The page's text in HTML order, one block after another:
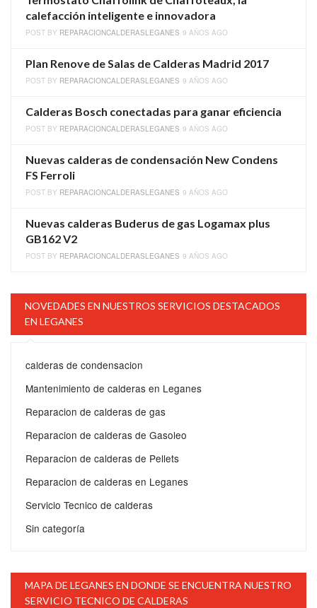
calefacción inteligente e innovadora
POST BY REPARACIONCALDERASLEGANES 9 AÑOS AGO
Plan Renove de Salas de Calderas Madrid 2017
POST BY REPARACIONCALDERASLEGANES 9 AÑOS AGO
Calderas Bosch conectadas para ganar eficiencia
POST BY REPARACIONCALDERASLEGANES 9 AÑOS AGO
Nuevas calderas de condensación New Condens
FS Ferroli
POST BY REPARACIONCALDERASLEGANES 9 AÑOS AGO
Nuevas calderas Buderus de gas Logamax plus
GB162 V2
POST BY REPARACIONCALDERASLEGANES 9 AÑOS AGO
NOVEDADES EN NUESTROS SERVICIOS DESTACADOS
EN LEGANES
calderas de condensacion
Mantenimiento de calderas en Leganes
Reparacion de calderas de gas
Reparacion de calderas de Gasoleo
Reparacion de calderas de Pellets
Reparacion de calderas en Leganes
Servicio Tecnico de calderas
Sin categoría
MAPA DE LEGANES EN DONDE SE ENCUENTRA NUESTRO
SERVICIO TECNICO DE CALDERAS